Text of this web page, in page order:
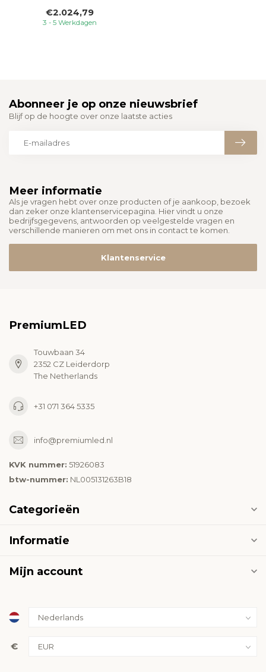
Ontworpen om i...
€2.024,79
3 - 5 Werkdagen
Meer informatie
Als je vragen hebt over onze producten of je aankoop, bezoek
dan zeker onze klantenservicepagina. Hier vindt u onze
bedrijfsgegevens, antwoorden op veelgestelde vragen en
verschillende manieren om met ons in contact te komen.
Klantenservice
Abonneer je op onze nieuwsbrief
Blijf op de hoogte over onze laatste acties
PremiumLED
Touwbaan 34
2352 CZ Leiderdorp
The Netherlands
+31 071 364 5335
info@premiumled.nl
KVK nummer: 51926083
btw-nummer: NL005131263B18
Categorieën
Informatie
Mijn account
€